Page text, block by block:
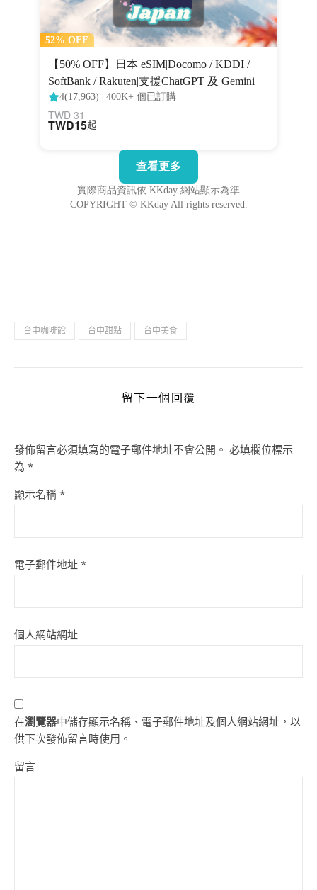
台中咖啡館 台中甜點 台中美食
留下一個回覆
發佈留言必須填寫的電子郵件地址不會公開。 必填欄位標示
為 *
顯示名稱 *
電子郵件地址 *
個人網站網址
在瀏覽器中儲存顯示名稱、電子郵件地址及個人網站網址，以
供下次發佈留言時使用。
留言